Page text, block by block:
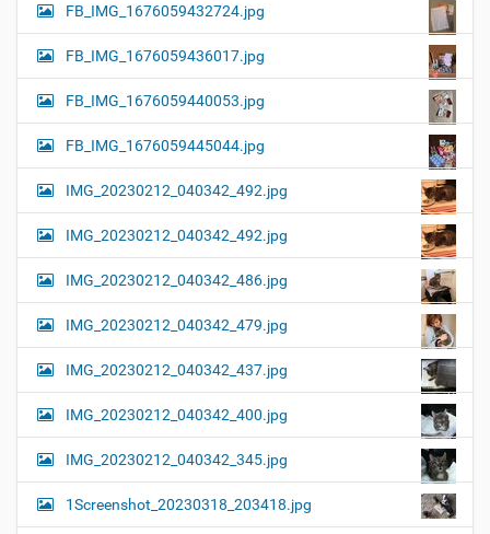
FB_IMG_1676059432724.jpg
FB_IMG_1676059436017.jpg
FB_IMG_1676059440053.jpg
FB_IMG_1676059445044.jpg
IMG_20230212_040342_492.jpg
IMG_20230212_040342_492.jpg
IMG_20230212_040342_486.jpg
IMG_20230212_040342_479.jpg
IMG_20230212_040342_437.jpg
IMG_20230212_040342_400.jpg
IMG_20230212_040342_345.jpg
1Screenshot_20230318_203418.jpg